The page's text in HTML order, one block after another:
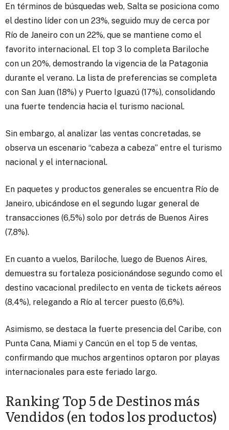
En términos de búsquedas web, Salta se posiciona como
el destino líder con un 23%, seguido muy de cerca por
Río de Janeiro con un 22%, que se mantiene como el
favorito internacional. El top 3 lo completa Bariloche
con un 20%, demostrando la vigencia de la Patagonia
durante el verano. La lista de preferencias se completa
con San Juan (18%) y Puerto Iguazú (17%), consolidando
una fuerte tendencia hacia el turismo nacional.
Sin embargo, al analizar las ventas concretadas, se
observa un escenario “cabeza a cabeza” entre el turismo
nacional y el internacional.
En paquetes y productos generales se encuentra Río de
Janeiro, ubicándose en el segundo lugar general de
transacciones (6,5%) solo por detrás de Buenos Aires
(7,8%).
En cuanto a vuelos, Bariloche, luego de Buenos Aires,
demuestra su fortaleza posicionándose segundo como el
destino vacacional predilecto en venta de tickets aéreos
(8,4%), relegando a Río al tercer puesto (6,6%).
Asimismo, se destaca la fuerte presencia del Caribe, con
Punta Cana, Miami y Cancún en el top 5 de ventas,
confirmando que muchos argentinos optaron por playas
internacionales para este feriado largo.
Ranking Top 5 de Destinos más
Vendidos (en todos los productos)